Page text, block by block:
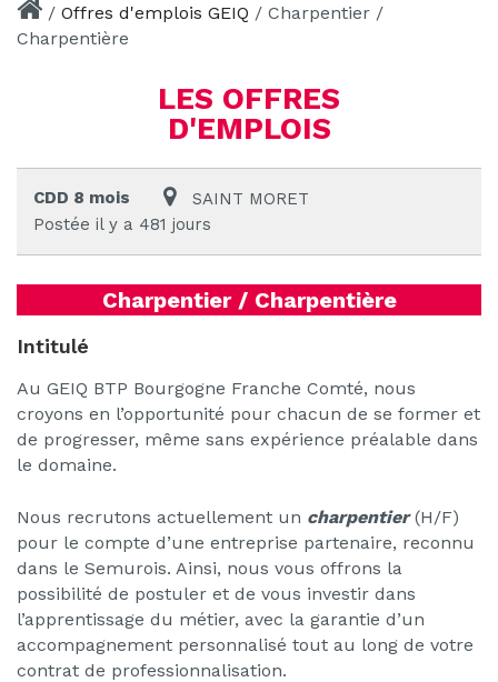
/ Offres d'emplois GEIQ / Charpentier /
Charpentière
LES OFFRES
D'EMPLOIS
CDD 8 mois
SAINT MORET
Postée il y a 481 jours
Charpentier / Charpentière
Intitulé
Au GEIQ BTP Bourgogne Franche Comté, nous
croyons en l’opportunité pour chacun de se former et
de progresser, même sans expérience préalable dans
le domaine.
Nous recrutons actuellement un charpentier(H/F)
pour le compte d’une entreprise partenaire, reconnu
dans le Semurois. Ainsi, nous vous offrons la
possibilité de postuler et de vous investir dans
l’apprentissage du métier, avec la garantie d’un
accompagnement personnalisé tout au long de votre
contrat de professionnalisation.